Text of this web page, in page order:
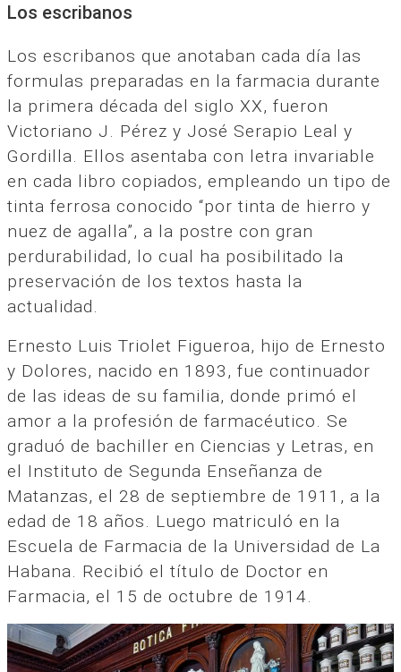
Los escribanos
Los escribanos que anotaban cada día las
formulas preparadas en la farmacia durante
la primera década del siglo XX, fueron
Victoriano J. Pérez y José Serapio Leal y
Gordilla. Ellos asentaba con letra invariable
en cada libro copiados, empleando un tipo de
tinta ferrosa conocido “por tinta de hierro y
nuez de agalla”, a la postre con gran
perdurabilidad, lo cual ha posibilitado la
preservación de los textos hasta la
actualidad.
Ernesto Luis Triolet Figueroa, hijo de Ernesto
y Dolores, nacido en 1893, fue continuador
de las ideas de su familia, donde primó el
amor a la profesión de farmacéutico. Se
graduó de bachiller en Ciencias y Letras, en
el Instituto de Segunda Enseñanza de
Matanzas, el 28 de septiembre de 1911, a la
edad de 18 años. Luego matriculó en la
Escuela de Farmacia de la Universidad de La
Habana. Recibió el título de Doctor en
Farmacia, el 15 de octubre de 1914.